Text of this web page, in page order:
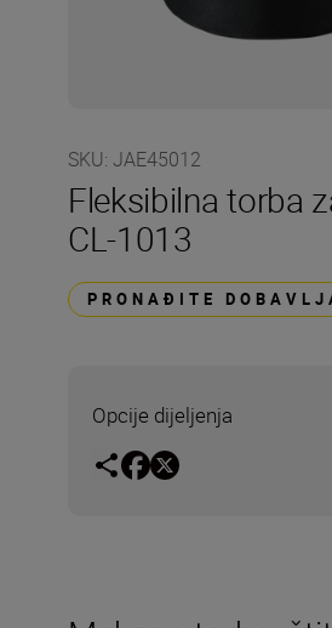
SKU: JAE45012
Fleksibilna torba
CL-1013
PRONAĐITE
Opcije dijeljenja